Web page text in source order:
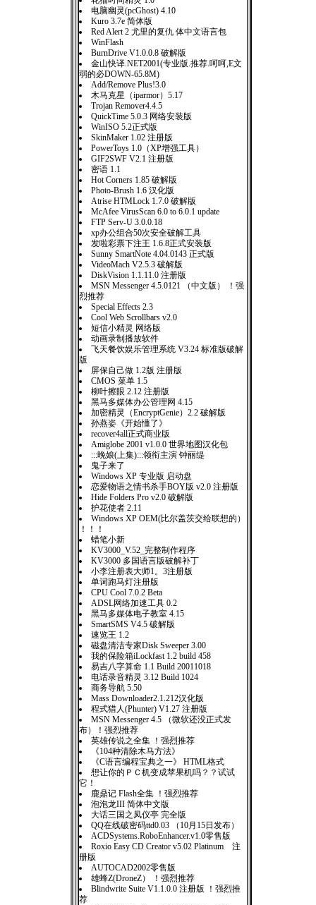
电脑幽灵(pcGhost) 4.10
Kuro 3.7e 简体版
Red Alert 2 尤里的复仇 体中文语言包
WinFlash
BurnDrive V1.0.0.8 破解版
金山快译.NET2001(专业版.推荐.呵呵,E文
弱的必DOWN-65.8M)
Add/Remove Plus!3.0
木马克星（iparmor）5.17
Trojan Remover4.4.5
QuickTime 5.0.3 网络安装版
WinISO 5.2正式版
SkinMaker 1.02 注册版
PowerToys 1.0（XP增强工具）
GIF2SWF V2.1 注册版
密语 1.1
Hot Corners 1.85 破解版
Photo-Brush 1.6 汉化版
Atrise HTMLock 1.7.0 破解版
McAfee VirusScan 6.0 to 6.0.1 update
FTP Serv-U 3.0.0.18
xp办公组合50次安全破解工具
发啦彩票下注王 1.6.8正式安装版
Sunny SmartNote 4.04.0143 正式版
VideoMach V2.5.3 破解版
DiskVision 1.1.11.0 注册版
MSN Messenger 4.5.0121 （中文版） ！强
烈推荐
Special Effects 2.3
Cool Web Scrollbars v2.0
短信小精灵 网络版
动画录制播放软件
飞天餐饮娱乐管理系统 V3.24 标准版破解
版
屏保自己做 1.2版 注册版
CMOS 菜单 1.5
柳叶擦眼 2.12 注册版
黑马多媒体办公管理网 4.15
加密精灵（EncryptGenie）2.2 破解版
孙燕姿《开始懂了》
recover4all正式商业版
Amiglobe 2001 v1.0.0 世界地图汉化包
:::晚娘(上集):::领衔主演 钟丽缇
鬼子来了
Windows XP 专业版 启动盘
恋爱物语之情书杀手BOY版 v2.0 注册版
Hide Folders Pro v2.0 破解版
护花使者 2.11
Windows XP OEM(比尔盖茨交给联想的）
！！！
蜡笔小新
KV3000_V.52_完整制作程序
KV3000 多国语言版破解补丁
小李注册表大师1。3注册版
单词跑马灯注册版
CPU Cool 7.0.2 Beta
ADSL网络加速工具 0.2
黑马多媒体电子教室 4.15
SmartSMS V4.5 破解版
速览王 1.2
磁盘清洁专家Disk Sweeper 3.00
我的保险箱iLockfast 1.2 build 458
易吉八字算命 1.1 Build 20011018
电话录音精灵 3.12 Build 1024
商务导航 5.50
Mass Downloader2.1.212汉化版
程式猎人(Phunter) V1.27 注册版
MSN Messenger 4.5 （微软还没正式发
布）！强烈推荐
英雄传说之全集 ！强烈推荐
《104种清除木马方法》
《C语言编程宝典之一》 HTML格式
想让你的ＰＣ机变成苹果机吗？？试试
它！
鹿鼎记 Flash全集 ！强烈推荐
泡泡龙III 简体中文版
大话三国之凤仪亭 完全版
QQ在线破密码ttd0.03 （10月15日发布）
ACDSystems.RoboEnhancer.v1.0零售版
Roxio Easy CD Creator v5.02 Platinum 注
册版
AUTOCAD2002零售版
雄蜂Z(DroneZ） ！强烈推荐
Blindwrite Suite V1.1.0.0 注册版 ！强烈推
荐